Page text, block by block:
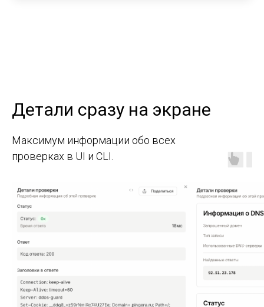
Детали сразу на экране
Максимум информации обо всех
проверках в UI и CLI.